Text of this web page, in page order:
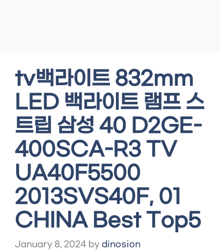
tv백라이트 832mm
LED 백라이트 램프 스
트립 삼성 40 D2GE-
400SCA-R3 TV
UA40F5500
2013SVS40F, 01
CHINA Best Top5
January 8, 2024 by dinosion